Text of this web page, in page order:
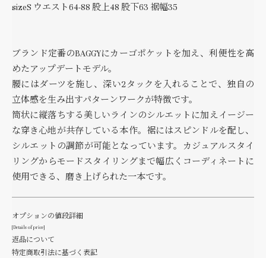
sizeS ウエスト64-88 股上48 股下63 裾幅35
ブランド定番のBAGGYにカーゴポケットを加え、利便性を高
めたアップデートモデル。
腰にはダーツを施し、深い2タックを入れることで、独自の
立体感を生み出すパターンワークが特徴です。
筒状に縦落ちする美しいラインのシルエットに加えイージー
な穿き心地が共存している本作。裾にはスピンドルを配し、
シルエットの調節が可能となっています。カジュアルスタイ
リングからモードスタイリングまで幅広くコーディネートに
使用できる、磨き上げられた一本です。
オプションの値段詳細
[Details of price]
返品について
特定商取引法に基づく表記